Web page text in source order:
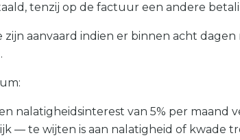
tenzij op de factuur een andere
aanvaard indien er binnen acht
nalatigheidsinterest van 5% per maand
— te wijten is aan nalatigheid of kwade